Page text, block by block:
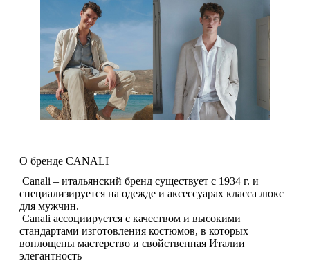
О бренде CANALI
Canali – итальянский бренд существует с 1934 г. и
специализируется на одежде и аксессуарах класса люкс
для мужчин.
Canali ассоциируется с качеством и высокими
стандартами изготовления костюмов, в которых
воплощены мастерство и свойственная Италии
элегантность